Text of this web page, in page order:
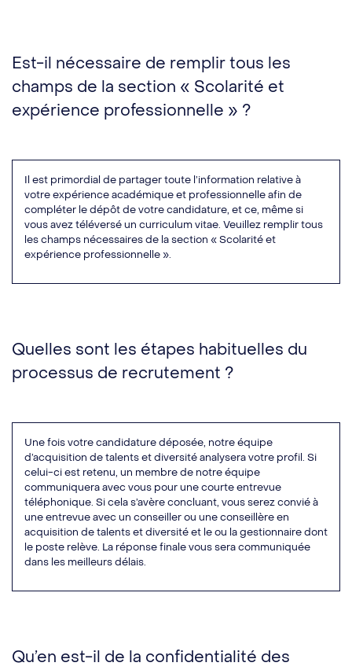
Est-il nécessaire de remplir tous les
champs de la section « Scolarité et
expérience professionnelle » ?
Il est primordial de partager toute l’information relative à
votre expérience académique et professionnelle afin de
compléter le dépôt de votre candidature, et ce, même si
vous avez téléversé un curriculum vitae. Veuillez remplir tous
les champs nécessaires de la section « Scolarité et
expérience professionnelle ».
Quelles sont les étapes habituelles du
processus de recrutement ?
Une fois votre candidature déposée, notre équipe
d’acquisition de talents et diversité analysera votre profil. Si
celui-ci est retenu, un membre de notre équipe
communiquera avec vous pour une courte entrevue
téléphonique. Si cela s’avère concluant, vous serez convié à
une entrevue avec un conseiller ou une conseillère en
acquisition de talents et diversité et le ou la gestionnaire dont
le poste relève. La réponse finale vous sera communiquée
dans les meilleurs délais.
Qu’en est-il de la confidentialité des